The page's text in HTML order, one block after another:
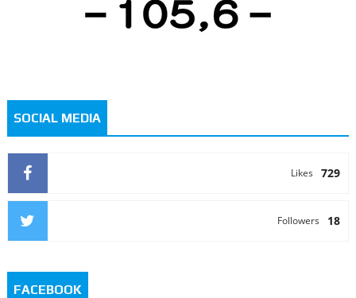
SOCIAL MEDIA
729
Likes
18
Followers
FACEBOOK